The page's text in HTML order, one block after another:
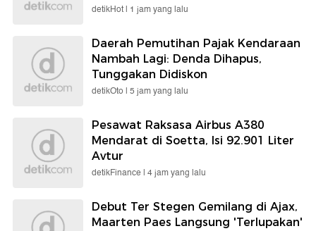
detikHot | 1 jam yang lalu
Daerah Pemutihan Pajak Kendaraan
Nambah Lagi: Denda Dihapus,
Tunggakan Didiskon
detikOto | 5 jam yang lalu
Pesawat Raksasa Airbus A380
Mendarat di Soetta, Isi 92.901 Liter
Avtur
detikFinance | 4 jam yang lalu
Debut Ter Stegen Gemilang di Ajax,
Maarten Paes Langsung 'Terlupakan'